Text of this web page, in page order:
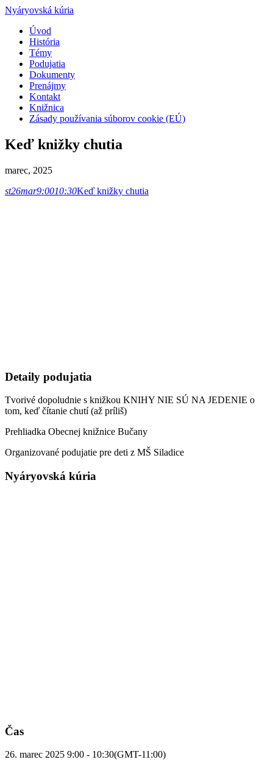
Nyáryovská kúria
Úvod
História
Témy
Podujatia
Dokumenty
Prenájmy
Kontakt
Knižnica
Zásady používania súborov cookie (EÚ)
Keď knižky chutia
marec, 2025
st26mar9:0010:30Keď knižky chutia
Detaily podujatia
Tvorivé dopoludnie s knižkou KNIHY NIE SÚ NA JEDENIE o
tom, keď čítanie chutí (až príliš)
Prehliadka Obecnej knižnice Bučany
Organizované podujatie pre deti z MŠ Siladice
Nyáryovská kúria
Čas
26. marec 2025 9:00 - 10:30(GMT-11:00)